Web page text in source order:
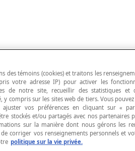
des grandeurs variables et
des témoins (cookies) et traitons les
votre adresse IP) pour activer les
de notre site, recueillir des statistiques
y compris sur les sites web de tiers. Vous
vos préférences en cliquant sur «
stockés et/ou partagés avec nos
sur la manière dont nous gérons les
de corriger vos renseignements personnels et
politique sur la vie privée.